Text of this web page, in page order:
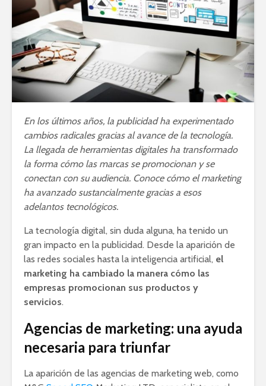
En los últimos años, la publicidad ha experimentado
cambios radicales gracias al avance de la tecnología.
La llegada de herramientas digitales ha transformado
la forma cómo las marcas se promocionan y se
conectan con su audiencia. Conoce cómo el marketing
ha avanzado sustancialmente gracias a esos
adelantos tecnológicos.
La tecnología digital, sin duda alguna, ha tenido un
gran impacto en la publicidad. Desde la aparición de
las redes sociales hasta la inteligencia artificial, el
marketing ha cambiado la manera cómo las
empresas promocionan sus productos y
servicios.
Agencias de marketing: una ayuda
necesaria para triunfar
La aparición de las agencias de marketing web, como